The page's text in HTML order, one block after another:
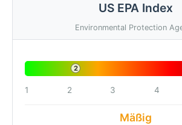
US EPA Index
Environmental Protection
2
1 2 3 4
Mäßig